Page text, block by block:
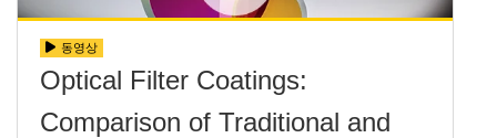
동영상
Optical Filter Coatings:
Comparison of Traditional and